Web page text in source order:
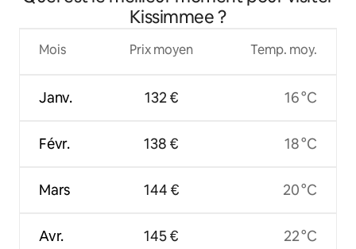
Kissimmee ?
Mois
Janv.
Févr.
Mars
Avr.
Prix moyen
132 €
138 €
144 €
145 €
Temp. moy.
16 °C
18 °C
20 °C
22 °C